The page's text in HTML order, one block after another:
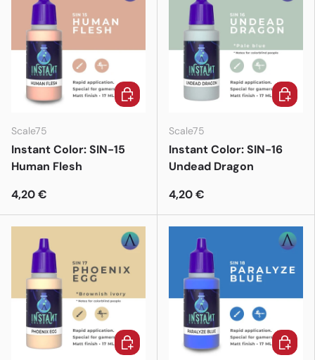
Scale75
Instant Color: SIN-15
Human Flesh
4,20 €
In den Warenkorb
Scale75
Instant Color: SIN-16
Undead Dragon
4,20 €
In den
In den Warenkorb In den